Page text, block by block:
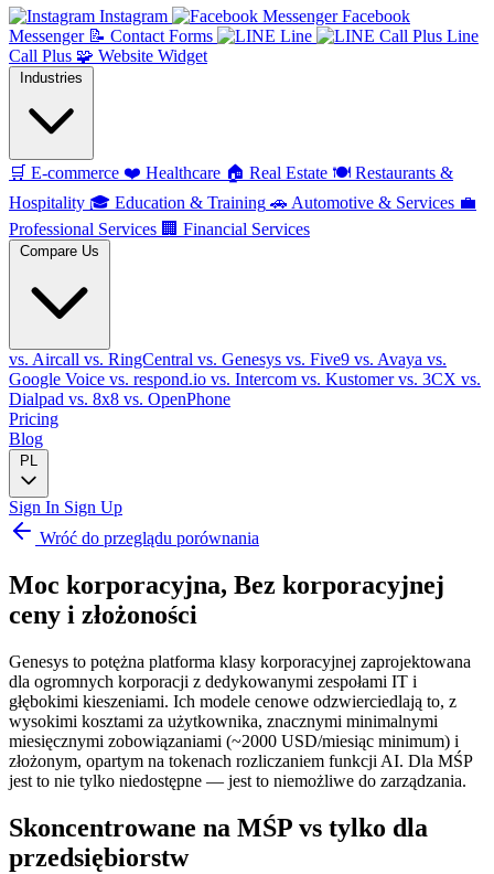
Instagram
Facebook
Messenger 📝 Contact Forms Line
Line
Call Plus 🧩 Website Widget
Industries
🛒 E-commerce ❤️ Healthcare 🏠 Real Estate 🍽️ Restaurants &
Hospitality 🎓 Education & Training 🚗 Automotive & Services 💼
Professional Services 🏢 Financial Services
Compare Us
vs. Aircall vs. RingCentral vs. Genesys vs. Five9 vs. Avaya vs.
Google Voice vs. respond.io vs. Intercom vs. Kustomervs. 3CX vs.
Dialpad vs. 8x8 vs. OpenPhone
Pricing
Blog
PL
Sign In Sign Up
Wróć do przeglądu porównania
Moc korporacyjna, Bez korporacyjnej
ceny i złożoności
Genesys to potężna platforma klasy korporacyjnej zaprojektowana
dla ogromnych korporacji z dedykowanymi zespołami IT i
głębokimi kieszeniami. Ich modele cenowe odzwierciedlają to, z
wysokimi kosztami za użytkownika, znacznymi minimalnymi
miesięcznymi zobowiązaniami (~2000 USD/miesiąc minimum) i
złożonym, opartym na tokenach rozliczaniem funkcji AI. Dla MŚP
jest to nie tylko niedostępne — jest to niemożliwe do zarządzania.
Skoncentrowane na MŚP vs tylko dla
przedsiębiorstw